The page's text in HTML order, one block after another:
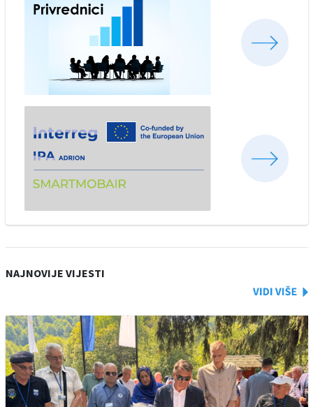
NAJNOVIJE VIJESTI